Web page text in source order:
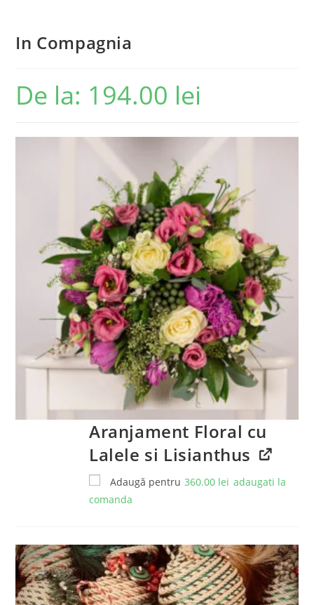
In Compagnia
De la: 194.00 lei
Aranjament Floral cu
Lalele si Lisianthus
Adaugă pentru 360.00 lei adaugati la
comanda